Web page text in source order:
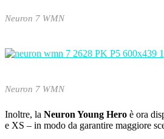
Neuron 7 WMN
Neuron 7 WMN
Inoltre, la Neuron Young Hero è ora
e XS – in modo da garantire maggiore